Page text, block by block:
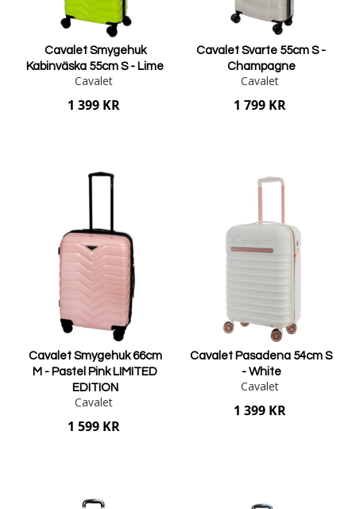
Cavalet Smygehuk
Kabinväska 55cm S - Lime
Cavalet
1 399 KR
Cavalet Svarte 55cm S -
Champagne
Cavalet
1 799 KR
Cavalet Smygehuk 66cm
M - Pastel Pink LIMITED
EDITION
Cavalet
1 599 KR
Cavalet Pasadena 54cm S
- White
Cavalet
1 399 KR